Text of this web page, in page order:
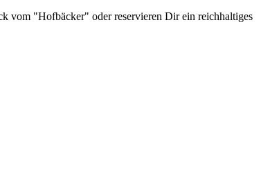
vom "Hofbäcker" oder reservieren Dir ein reichhaltiges